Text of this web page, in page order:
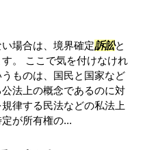
場合は、境界確定訴訟と
。 ここで気を付けなけれ
ものは、国民と国家など
法上の概念であるのに対
律する民法などの私法上
が所有権の...